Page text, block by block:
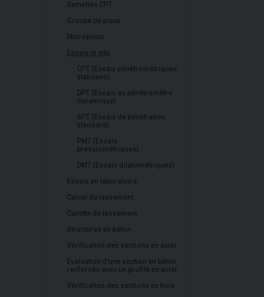
Semelles CPT
Groupe de pieux
Micropieux
Essais in situ
CPT (Essais pénétrométriques
statiques)
DPT (Essais au pénétromètre
dynamique)
SPT (Essais de pénétration
standard)
PMT (Essais
pressiométriques)
DMT (Essais dilatométriques)
Essais en laboratoire
Calcul du tassement
Cuvette de tassement
Structures en béton
Vérification des sections en acier
Évaluation d'une section en béton
renforcée avec un profilé en acier
Vérification des sections en bois